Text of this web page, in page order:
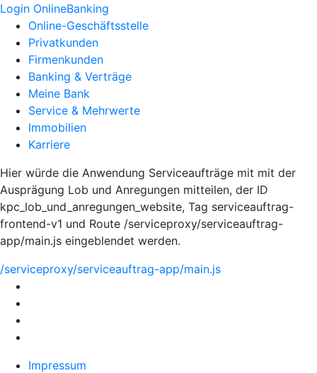
Login OnlineBanking
Online-Geschäftsstelle
Privatkunden
Firmenkunden
Banking & Verträge
Meine Bank
Service & Mehrwerte
Immobilien
Karriere
Hier würde die Anwendung Serviceaufträge mit mit der
Ausprägung Lob und Anregungen mitteilen, der ID
kpc_lob_und_anregungen_website, Tag serviceauftrag-
frontend-v1 und Route /serviceproxy/serviceauftrag-
app/main.js eingeblendet werden.
/serviceproxy/serviceauftrag-app/main.js
Impressum